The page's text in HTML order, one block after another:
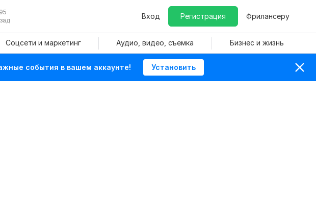
Вход Регистрация Фрилансеру
Соцсети и маркетинг Аудио, видео, съемка Бизнес и жизнь
события в вашем аккаунте! Установить